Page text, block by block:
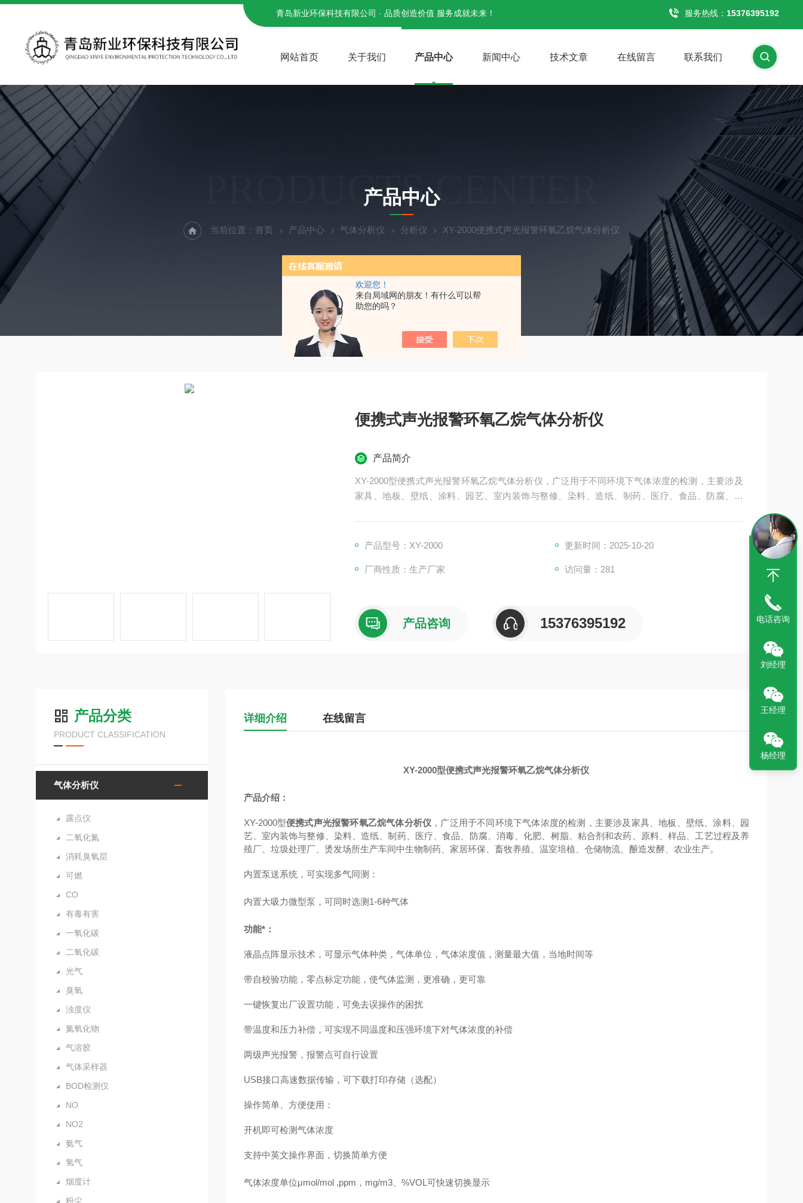
欢迎您！
来自局域网的朋友！有什么可以帮
助您的吗？
青岛新业环保科技有限公司 · 品质创造价值 服务成就未来！ 服务热线： 15376395192
网站首页 关于我们 产品中心 新闻中心 技术文章 在线留言 联系我们
PRODUCTS CENTER
产品中心
当前位置： 首页 产品中心 气体分析仪 分析仪 XY-2000便携式声光报警环氧乙烷气体分析仪
便携式声光报警环氧乙烷气体分析仪
产品简介
XY-2000型便携式声光报警环氧乙烷气体分析仪，广泛用于不同环境下气体浓度的检测，主要涉及
家具、地板、壁纸、涂料、园艺、室内装饰与整修、染料、造纸、制药、医疗、食品、防腐、消
产品型号：XY-2000
更新时间：2025-10-20
厂商性质：生产厂家 访问量：281
产品咨询 15376395192
产品分类
PRODUCT CLASSIFICATION
气体分析仪
露点仪
二氧化氮
消耗臭氧层
可燃
CO
有毒有害
一氧化碳
二氧化碳
光气
臭氧
浊度仪
氮氧化物
气溶胶
气体采样器
BOD检测仪
NO
NO2
氨气
氢气
烟度计
粉尘
详细介绍 在线留言
XY-2000型便携式声光报警环氧乙烷气体分析仪
产品介绍：
XY-2000型便携式声光报警环氧乙烷气体分析仪 ，广泛用于不同环境下气体浓度的检测，主要涉及家具、地板、壁纸、涂料、园
艺、室内装饰与整修、染料、造纸、制药、医疗、食品、防腐、消毒、化肥、树脂、粘合剂和农药、原料、样品、工艺过程及养
殖厂、垃圾处理厂、烫发场所生产车间中生物制药、家居环保、畜牧养殖、温室培植、仓储物流、酿造发酵、农业生产。
内置泵送系统，可实现多气同测：
内置大吸力微型泵，可同时选测 1-6种气体
功能*：
液晶点阵显示技术，可显示气体种类，气体单位，气体浓度值，测量最大值，当地时间等
带自校验功能，零点标定功能，使气体监测，更准确，更可靠
一键恢复出厂设置功能，可免去误操作的困扰
带温度和压力补偿，可实现不同温度和压强环境下对气体浓度的补偿
两级声光报警，报警点可自行设置
USB接口高速数据传输，可下载打印存储（选配）
操作简单、方便使用：
开机即可检测气体浓度
支持中英文操作界面，切换简单方便
气体浓度单位μmol/mol ,ppm ， mg/m3、 %VOL 可快速切换显示
电话咨询
刘经理
王经理
杨经理